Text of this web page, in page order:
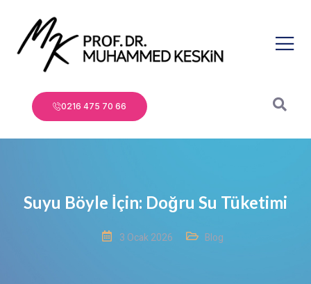
0216 475 70 66
Suyu Böyle İçin: Doğru Su Tüketimi
3 Ocak 2026 Blog